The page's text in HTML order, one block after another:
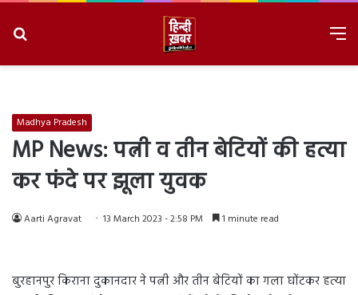
Madhya Pradesh
MP News: पत्नी व तीन बेटियों की हत्या
कर फंदे पर झूला युवक
Aarti Agravat 13 March 2023 - 2:58 PM 1 minute read
बुरहानपुर किराना दुकानदार ने पत्नी और तीन बेटियों का गला घोंटकर हत्या